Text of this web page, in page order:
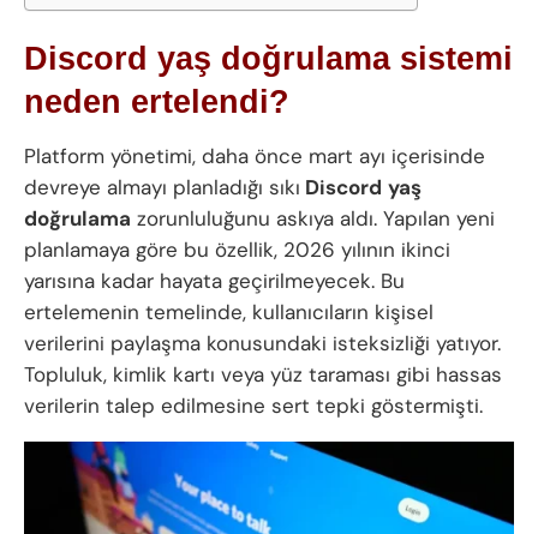
Discord yaş doğrulama sistemi
neden ertelendi?
Platform yönetimi, daha önce mart ayı içerisinde
devreye almayı planladığı sıkı Discord yaş
doğrulama zorunluluğunu askıya aldı. Yapılan yeni
planlamaya göre bu özellik, 2026 yılının ikinci
yarısına kadar hayata geçirilmeyecek. Bu
ertelemenin temelinde, kullanıcıların kişisel
verilerini paylaşma konusundaki isteksizliği yatıyor.
Topluluk, kimlik kartı veya yüz taraması gibi hassas
verilerin talep edilmesine sert tepki göstermişti.